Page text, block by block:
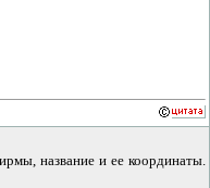
название и ее координаты.